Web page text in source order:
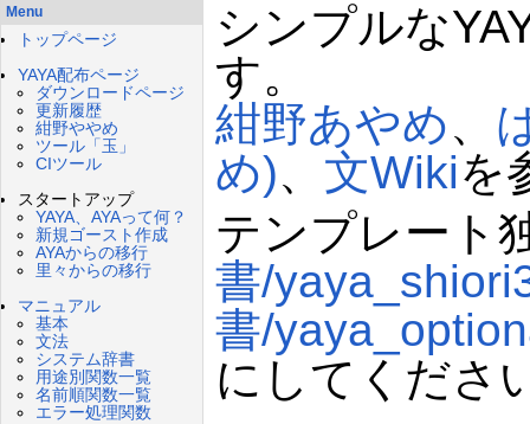
Menu
トップページ
YAYA配布ページ
ダウンロードページ
更新履歴
紺野ややめ
ツール「玉」
CIツール
スタートアップ
YAYA、AYAって何？
新規ゴースト作成
AYAからの移行
里々からの移行
マニュアル
基本
文法
システム辞書
用途別関数一覧
名前順関数一覧
エラー処理関数
シンプルな
す。
紺野あやめ、
め)、 文Wikiを
テンプレート
書/
書/
にしてくださ